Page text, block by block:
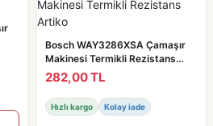
Bosch WAY3286XSA Çamaşır
Makinesi Termikli Rezistans
Artiko
282,00 TL
Hızlı kargo Kolay iade